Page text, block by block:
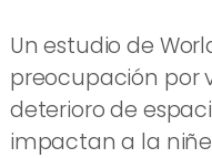
Un estudio de
preocupación por
deterioro de
impactan a la